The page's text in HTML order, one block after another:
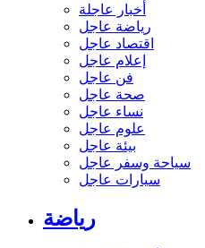
أخبار عاجلة
رياضة عاجل
اقتصاد عاجل
إعلام عاجل
فن عاجل
صحة عاجل
نساء عاجل
علوم عاجل
بيئة عاجل
سياحة وسفر عاجل
سيارات عاجل
رياضة